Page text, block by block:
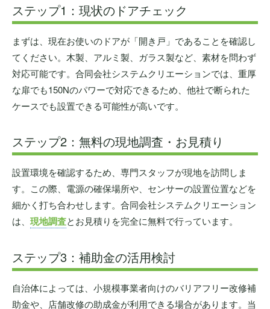
ステップ1：現状のドアチェック
まずは、現在お使いのドアが「開き戸」であることを確認し
てください。木製、アルミ製、ガラス製など、素材を問わず
対応可能です。合同会社システムクリエーションでは、重厚
な扉でも150Nのパワーで対応できるため、他社で断られた
ケースでも設置できる可能性が高いです。
ステップ2：無料の現地調査・お見積り
設置環境を確認するため、専門スタッフが現地を訪問しま
す。この際、電源の確保場所や、センサーの設置位置などを
細かく打ち合わせします。合同会社システムクリエーション
は、 現地調査とお見積りを完全に無料で行っています。
ステップ3：補助金の活用検討
自治体によっては、小規模事業者向けのバリアフリー改修補
助金や、店舗改修の助成金が利用できる場合があります。当